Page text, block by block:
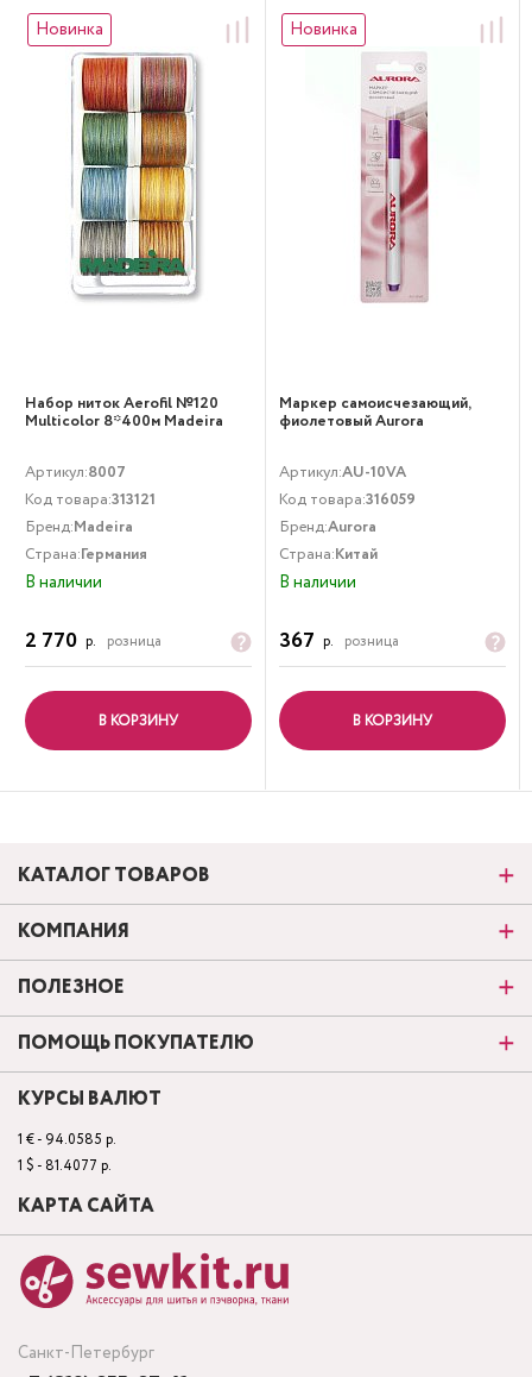
Новинка
Набор ниток Aerofil №120
Multicolor 8*400м Madeira
Артикул:8007
Код товара:313121
Бренд:Madeira
Страна:Германия
В наличии
2 770 р. розница
В КОРЗИНУ
Новинка
Маркер самоисчезающий,
фиолетовый Aurora
Артикул:AU-10VA
Код товара:316059
Бренд:Aurora
Страна:Китай
В наличии
367 р. розница
В КОРЗИНУ
Санкт-Петербург
КАТАЛОГ ТОВАРОВ
КОМПАНИЯ
ПОЛЕЗНОЕ
ПОМОЩЬ ПОКУПАТЕЛЮ
КУРСЫ ВАЛЮТ
1 € - 94.0585 р.
1 $ - 81.4077 р.
КАРТА САЙТА